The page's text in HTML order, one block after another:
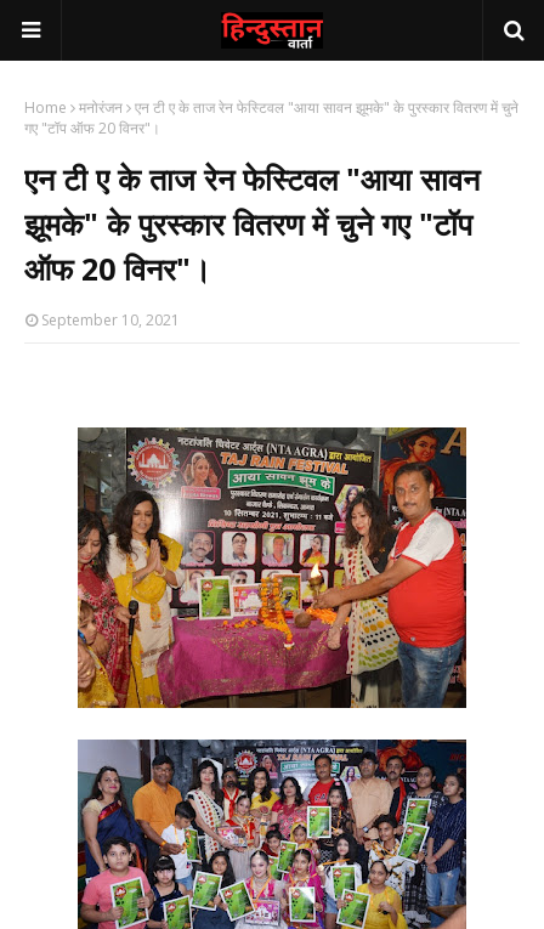
Home मनोरंजन एन टी ए के ताज रेन फेस्टिवल "आया सावन झूमके" के पुरस्कार वितरण में चुने
गए "टॉप ऑफ 20 विनर"।
एन टी ए के ताज रेन फेस्टिवल "आया सावन
झूमके" के पुरस्कार वितरण में चुने गए "टॉप
ऑफ 20 विनर"।
September 10, 2021